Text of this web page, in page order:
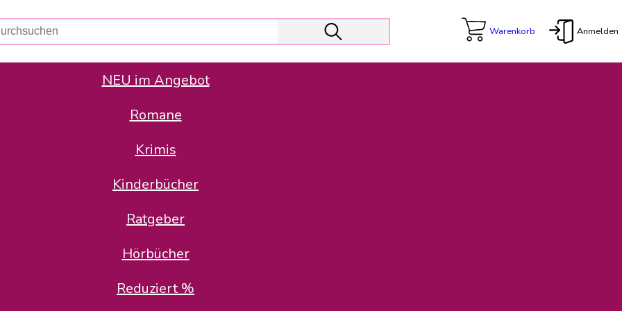
Warenkorb Anmelden
NEU im Angebot
Romane
Krimis
Kinderbücher
Ratgeber
Hörbücher
Reduziert %
Avus Buch & Medien GmbH
zurück: Karl-Otto Binder übernimmt die Geschäftsführung. Er wird unterstützt von den Prokuristen Kerstin Walter und Kai
welche die AVUS langfristig begleiten möchten, freut sich das operative Management auf die Weiterentwicklung
in der Schanzenstr. 13, 51063 Köln und führt dort den operativen Betrieb in gewohntem Umfang fort.
Rufnummern und E-Mail- Adressen erreichbar.